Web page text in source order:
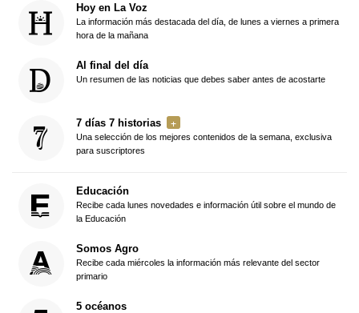
Hoy en La Voz
La información más destacada del día, de lunes a viernes a primera
hora de la mañana
Al final del día
Un resumen de las noticias que debes saber antes de acostarte
7 días 7 historias
Una selección de los mejores contenidos de la semana, exclusiva
para suscriptores
Educación
Recibe cada lunes novedades e información útil sobre el mundo de
la Educación
Somos Agro
Recibe cada miércoles la información más relevante del sector
primario
5 océanos